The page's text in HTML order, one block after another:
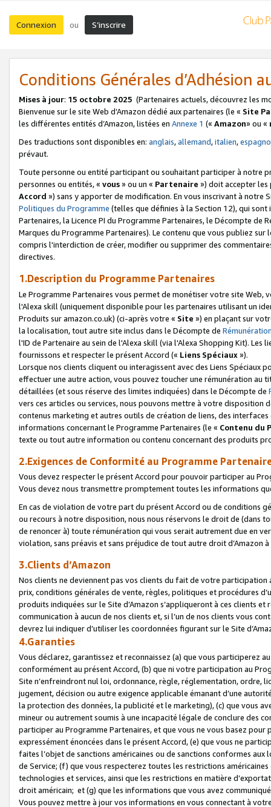
Connexion ou S’inscrire
Conditions Générales d’Adhésion
Mises à jour: 15 octobre 2025 (Partenaires actuels, découvrez les
Bienvenue sur le site Web d’Amazon dédié aux partenaires (le « Site
les différentes entités d’Amazon, listées en Annexe 1 (« Amazon» ou «
Des traductions sont disponibles en: anglais,allemand,italien,
prévaut.
Toute personne ou entité participant ou souhaitant participer à notre
personnes ou entités, « vous» ou un « Partenaire ») doit accepter les
Accord ») sans y apporter de modification. En vous inscrivant à notre
Politiques du Programme (telles que définies à la Section 12), qui
Partenaires, la Licence PI du Programme Partenaires, le Décompte de
Marques du Programme Partenaires). Le contenu que vous publiez
compris l'interdiction de créer, modifier ou supprimer des
directives.
1.Description du Programme Partenaires
Le Programme Partenaires vous permet de monétiser votre site Web,
l'Alexa skill (uniquement disponible pour les partenaires utilisant un
Produits sur amazon.co.uk) (ci-après votre « Site ») en plaçant sur
la localisation, tout autre site inclus dans le Décompte de
l'ID de Partenaire au sein de l'Alexa skill (via l'Alexa Shopping Kit).
fournissons et respecter le présent Accord (« Liens Spéciaux»).
Lorsque nos clients cliquent ou interagissent avec des Liens Spéciaux
effectuer une autre action, vous pouvez toucher une rémunération
détaillées (et sous réserve des limites indiquées) dans le Décompte de
vers ces articles ou services, nous pouvons mettre à votre disposition
contenus marketing et autres outils de création de liens, des
informations concernant le Programme Partenaires (le « Contenu du
texte ou tout autre information ou contenu concernant des produits
2.Exigences de Conformité au Programme
Vous devez respecter le présent Accord pour pouvoir participer au
Vous devez nous transmettre promptement toutes les informations
En cas de violation de votre part du présent Accord ou de conditions
ou recours à notre disposition, nous nous réservons le droit de (dans
de renoncer à) toute rémunération qui vous serait autrement due en
violation, sans préavis et sans préjudice de tout autre droit
3.Clients d’Amazon
Nos clients ne deviennent pas vos clients du fait de votre
prix, conditions générales de vente, règles, politiques et procédures
produits indiquées sur le Site d’Amazon s’appliqueront à ces clients
communication à aucun de nos clients et, si l’un de nos clients vous
devrez lui indiquer d’utiliser les coordonnées figurant sur le Site
4.Garanties
Vous déclarez, garantissez et reconnaissez (a) que vous participerez
conformément au présent Accord, (b) que ni votre participation au
Site n’enfreindront nul loi, ordonnance, règle, réglementation, ordre,
jugement, décision ou autre exigence applicable émanant d’une
la protection des données, la publicité et le marketing), (c) que vous
mineur ou autrement soumis à une incapacité légale de conclure des
participer au Programme Partenaires, et que vous ne vous basez
expressément énoncées dans le présent Accord, (e) que vous ne
faites l’objet de sanctions américaines ou de sanctions conformes
de Service; (f) que vous respecterez toutes les restrictions
technologies et services, ainsi que les restrictions en matière
droit américain; et (g) que les informations que vous avez
Vous pouvez mettre à jour vos informations en vous connectant à